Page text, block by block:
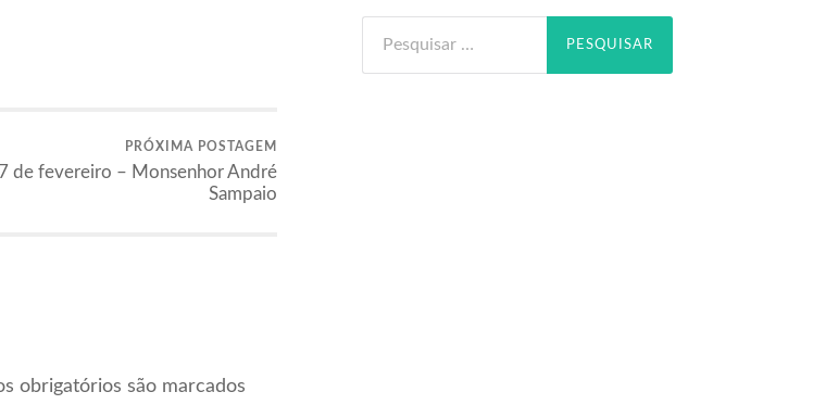
PRÓXIMA POSTAGEM
de fevereiro – Monsenhor André
Sampaio
obrigatórios são marcados
por: